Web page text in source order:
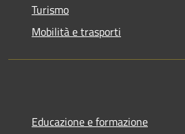
Turismo
Mobilità e trasporti
Educazione e formazione